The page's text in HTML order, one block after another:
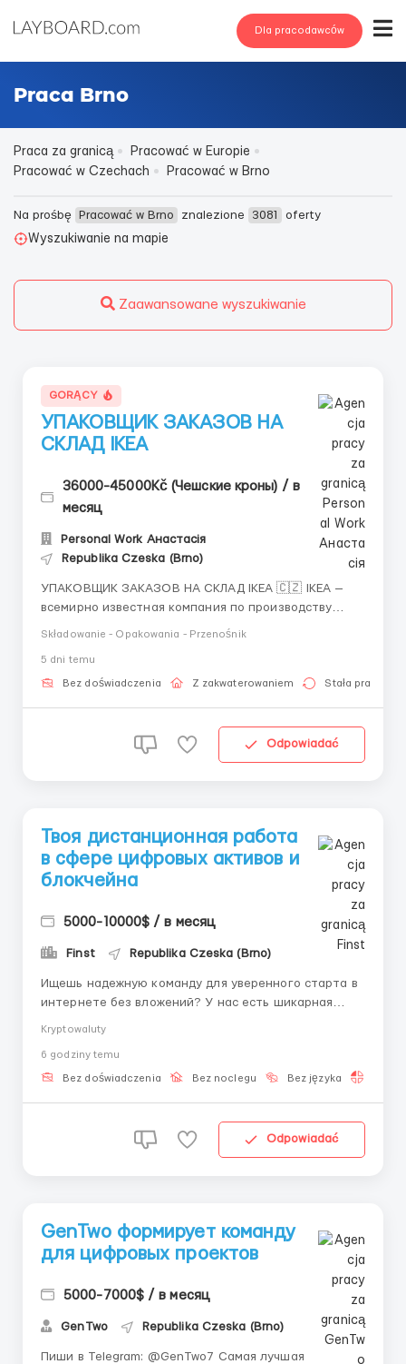
Dla pracodawców
Praca Brno
Praca za granicą
Pracować w Europie
Pracować w Czechach
Pracować w Brno
Na prośbę Pracować w Brno znalezione 3081
oferty
Wyszukiwanie na mapie
Zaawansowane wyszukiwanie
GORĄCY
УПАКОВЩИК ЗАКАЗОВ НА
СКЛАД IKEA
36000-45000Kč (Чешские кроны) / в
месяц
Personal Work Анастасія
Republika Czeska (Brno)
УПАКОВЩИК ЗАКАЗОВ НА СКЛАД IKEA 🇨🇿 IKEA —
всемирно известная компания по производству
мебели и товаров для дома. Приглашаем
без опыта, в комфортных условиях. 💰 Заработная
плата 190 крон/час 36 000–48 000 крон/месяц ...
Składowanie - Opakowania - Przenośnik
5 dni temu
Bez doświadczenia Z zakwaterowaniem Stała praca
Odpowiadać
Твоя дистанционная работа
в сфере цифровых активов и
блокчейна
5000-10000$ / в месяц
Finst Republika Czeska (Brno)
Ищешь надежную команду для уверенного старта в
интернете без вложений? У нас есть шикарная
для деталей: Telegram: @Hr_finst. Наша организация
выступает передовым интегратором
Kryptowaluty
6 godziny temu
Bez doświadczenia Bez noclegu Bez języka
Odpowiadać
GenTwo формирует команду
для цифровых проектов
5000-7000$ / в месяц
GenTwo Republika Czeska (Brno)
Пиши в Telegram: @GenTwo7 Самая лучшая